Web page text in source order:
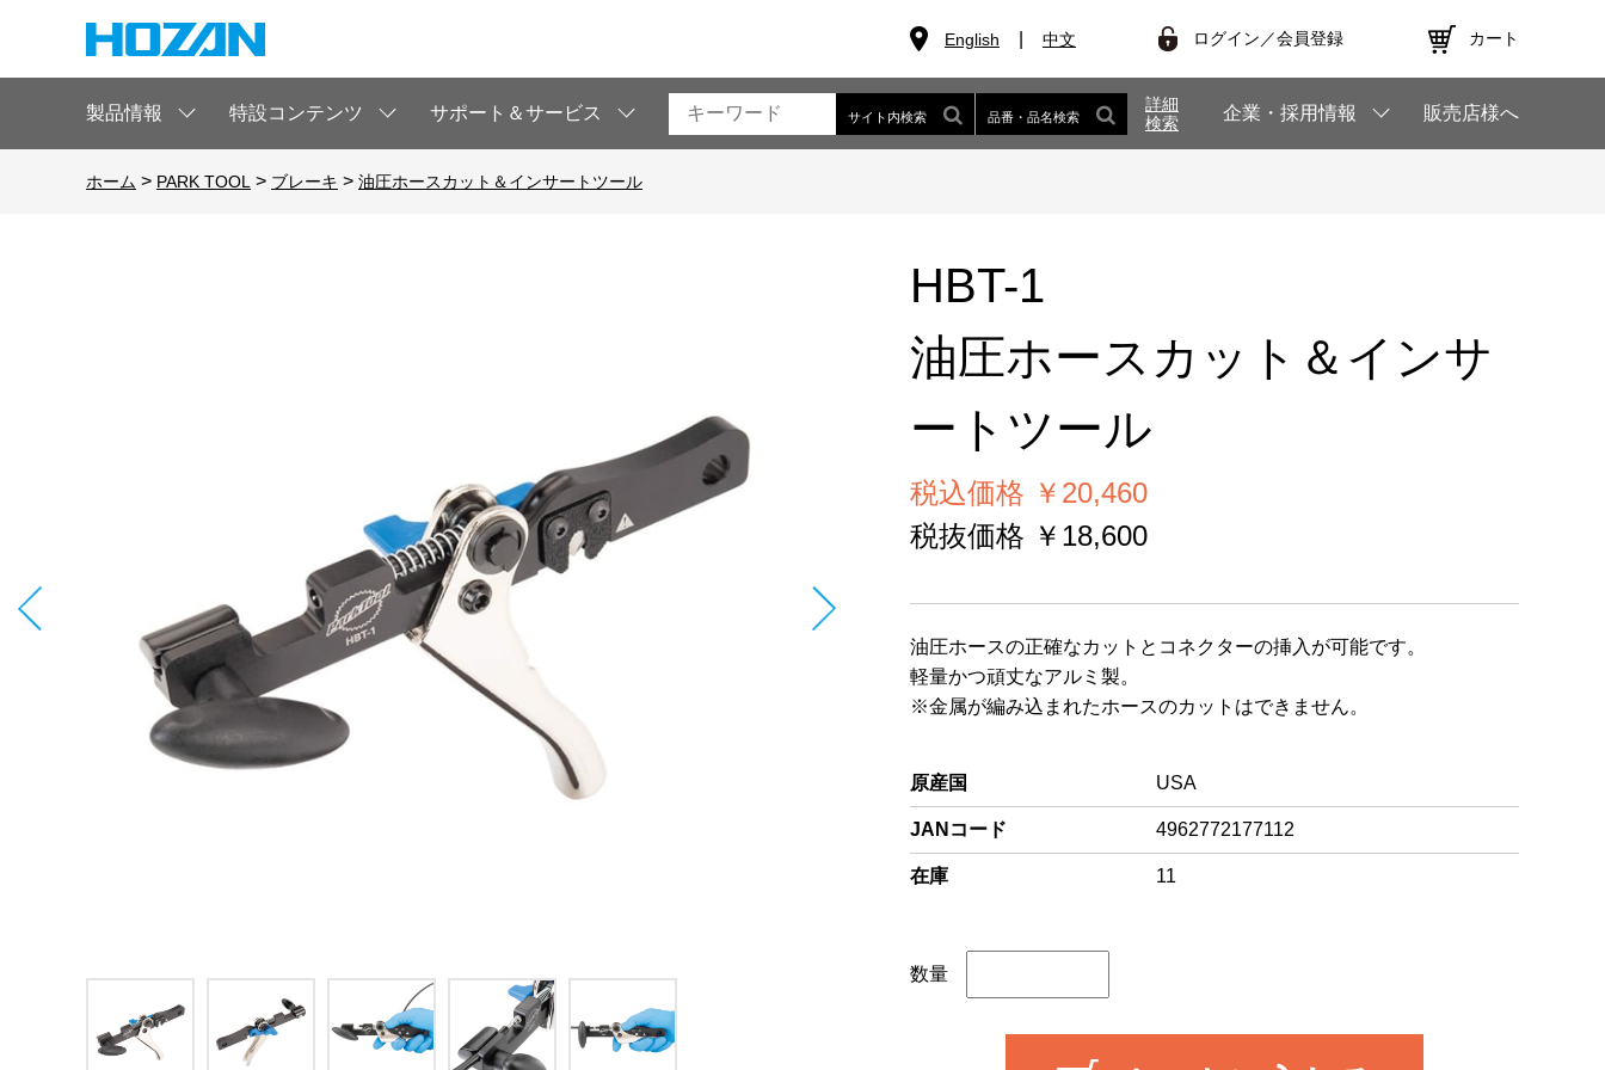
English 中文 ログイン／会員登録 カート
製品情報 特設コンテンツ サポート＆サービス サイト内検索 品番・品名検索
詳細
検索
企業・採用情報 販売店様へ
ホーム > PARK TOOL > ブレーキ > 油圧ホースカット＆インサートツール
HBT-1
油圧ホースカット＆インサ
ートツール
税込価格 ￥20,460
税抜価格 ￥18,600
油圧ホースの正確なカットとコネクターの挿入が可能です。
軽量かつ頑丈なアルミ製。
※金属が編み込まれたホースのカットはできません。
原産国 USA
JANコード 4962772177112
在庫 11
数量